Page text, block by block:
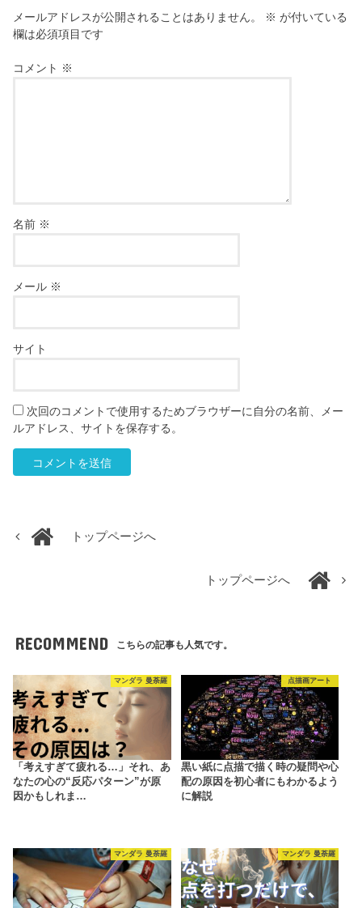
メールアドレスが公開されることはありません。 ※ が付いている
欄は必須項目です
コメント ※
名前 ※
メール ※
サイト
次回のコメントで使用するためブラウザーに自分の名前、メー
ルアドレス、サイトを保存する。
トップページへ
トップページへ
RECOMMEND こちらの記事も人気です。
マンダラ 曼荼羅
「考えすぎて疲れる…」それ、あ
なたの心の“反応パターン”が原
因かもしれま…
点描画アート
黒い紙に点描で描く時の疑問や心
配の原因を初心者にもわかるよう
に解説
マンダラ 曼荼羅 マンダラ 曼荼羅